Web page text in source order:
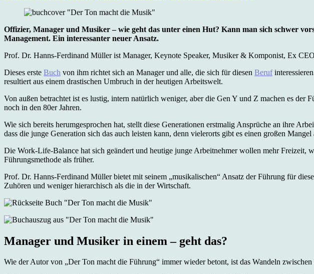
Offizier, Manager und Musiker – wie geht das unter einen Hut? Kann man sich schwer
Management. Ein interessanter neuer Ansatz.
Prof. Dr. Hanns-Ferdinand Müller ist Manager, Keynote Speaker, Musiker & Komponist, Ex
Dieses erste Buch von ihm richtet sich an Manager und alle, die sich für diesen Beruf
resultiert aus einem drastischen Umbruch in der heutigen Arbeitswelt.
Von außen betrachtet ist es lustig, intern natürlich weniger, aber die Gen Y und Z machen es
noch in den 80er Jahren.
Wie sich bereits herumgesprochen hat, stellt diese Generationen erstmalig Ansprüche an ihre
dass die junge Generation sich das auch leisten kann, denn vielerorts gibt es einen großen
Die Work-Life-Balance hat sich geändert und heutige junge Arbeitnehmer wollen mehr
Führungsmethode als früher.
Prof. Dr. Hanns-Ferdinand Müller bietet mit seinem „musikalischen“ Ansatz der Führung für
Zuhören und weniger hierarchisch als die in der Wirtschaft.
Manager und Musiker in einem – geht das?
Wie der Autor von „Der Ton macht die Führung“ immer wieder betont, ist das Wandeln